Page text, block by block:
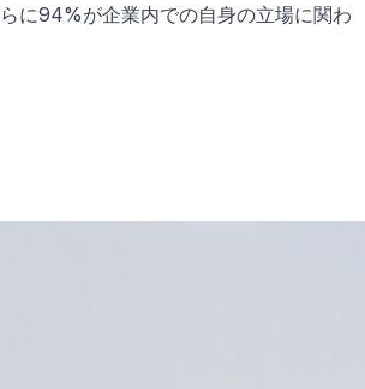
に94%が企業内での自身の立場に関わ